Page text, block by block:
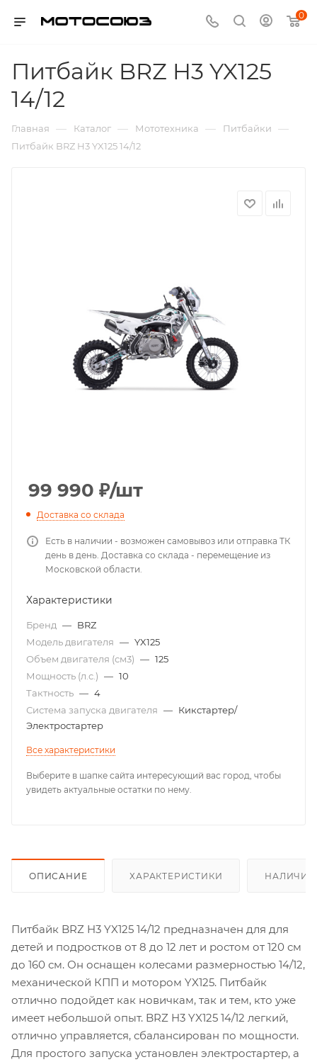
0
Питбайк BRZ H3 YX125
14/12
Главная — Каталог — Мототехника — Питбайки —
Питбайк BRZ H3 YX125 14/12
99 990 ₽/шт
Доставка со склада
Есть в наличии - возможен самовывоз или отправка ТК
день в день. Доставка со склада - перемещение из
Московской области.
Характеристики
Бренд — BRZ
Модель двигателя — YX125
Объем двигателя (см3) — 125
Мощность (л.с.) — 10
Тактность — 4
Система запуска двигателя — Кикстартер/
Электростартер
Все характеристики
Выберите в шапке сайта интересующий вас город, чтобы
увидеть актуальные остатки по нему.
ОПИСАНИЕ ХАРАКТЕРИСТИКИ НАЛИЧИЕ
Питбайк BRZ H3 YX125 14/12 предназначен для для
детей и подростков от 8 до 12 лет и ростом от 120 см
до 160 см. Он оснащен колесами размерностью 14/12,
механической КПП и мотором YX125. Питбайк
отлично подойдет как новичкам, так и тем, кто уже
имеет небольшой опыт. BRZ H3 YX125 14/12 легкий,
отлично управляется, сбалансирован по мощности.
Для простого запуска установлен электростартер, а